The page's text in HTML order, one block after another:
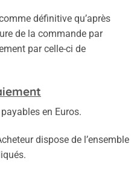
définitive qu’après
de la commande par
par celle-ci de
en Euros.
dispose de l’ensemble